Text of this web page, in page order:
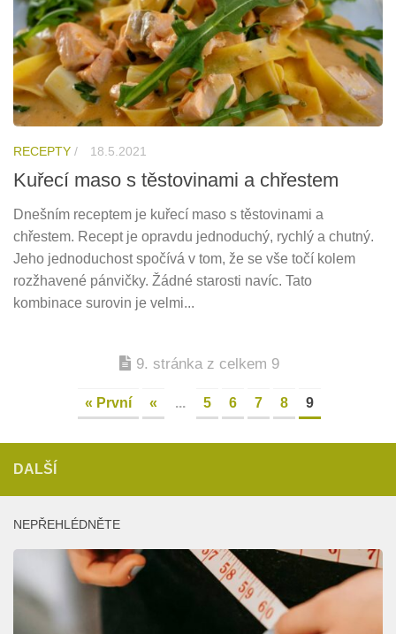
RECEPTY / 18.5.2021
Kuřecí maso s těstovinami a chřestem
Dnešním receptem je kuřecí maso s těstovinami a
chřestem. Recept je opravdu jednoduchý, rychlý a chutný.
Jeho jednoduchost spočívá v tom, že se vše točí kolem
rozžhavené pánvičky. Žádné starosti navíc. Tato
kombinace surovin je velmi...
9. stránka z celkem 9
« První « ... 5 6 7 8 9
DALŠÍ
NEPŘEHLÉDNĚTE